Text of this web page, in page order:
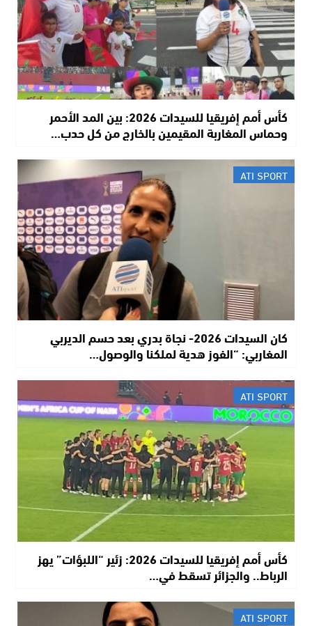
كأس أمم إفريقيا للسيدات 2026: بين المد الأحمر
وحماس المغاربة المقيمين بالخارج من كل حدب…
ATI SPORT
كان السيدات 2026- نجاة بدري بعد حسم الديربي
المغاربي: “الفوز هدية لملكنا والوصول…
ATI SPORT
كأس أمم إفريقيا للسيدات 2026: زئير “اللبؤات” يهز
الرباط.. والجزائر تسقط في…
ATI SPORT